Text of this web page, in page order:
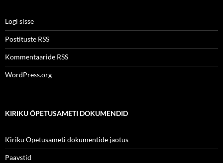
Logi sisse
Postituste RSS
Kommentaaride RSS
WordPress.org
KIRIKU ÕPETUSAMETI DOKUMENDID
Kiriku Õpetusameti dokumentide jaotus
Paavstid